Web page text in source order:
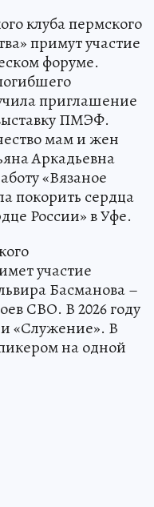
клуба пермского
примут участие
форуме.
приглашение
ПМЭФ.
мам и жен
Аркадьевна
«Вязаное
покорить сердца
России» в Уфе.
участие
Басманова –
СВО. В 2026 году
«Служение». В
на одной